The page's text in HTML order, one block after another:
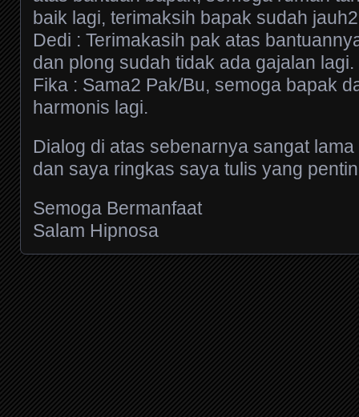
baik lagi, terimaksih bapak sudah
Dedi : Terimakasih pak atas
dan plong sudah tidak ada gajalan lagi.
Fika : Sama2 Pak/Bu, semoga bapak
harmonis lagi.
Dialog di atas sebenarnya sangat
dan saya ringkas saya tulis yang
Semoga Bermanfaat
Salam Hipnosa
Posts navigation